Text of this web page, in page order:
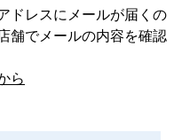
ドレスにメールが届くの
舗でメールの内容を確認
ら